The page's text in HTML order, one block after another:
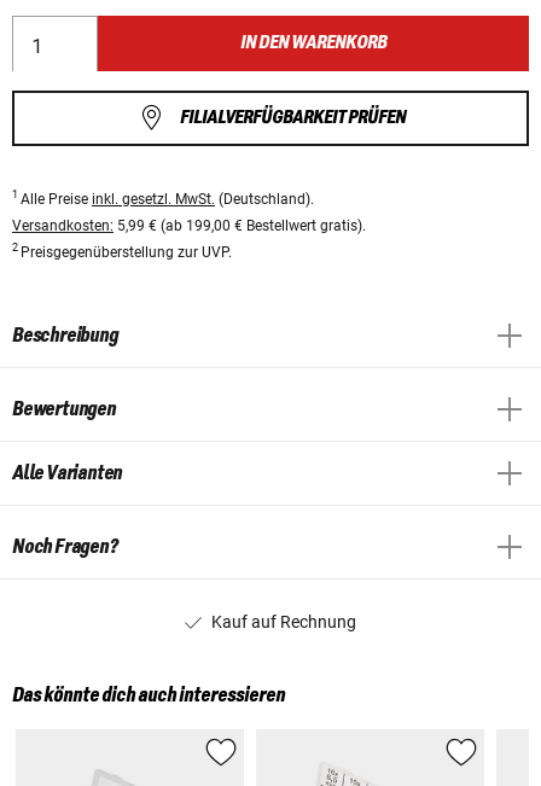
IN DEN WARENKORB
FILIALVERFÜGBARKEIT PRÜFEN
1 Alle Preise inkl. gesetzl. MwSt. (Deutschland).
Versandkosten: 5,99 € (ab 199,00 € Bestellwert gratis).
2 Preisgegenüberstellung zur UVP.
Beschreibung
Bewertungen
Alle Varianten
Noch Fragen?
Kauf auf Rechnung
Das könnte dich auch interessieren